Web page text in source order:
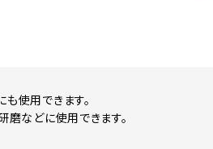
使用できます。
磨などに使用できます。